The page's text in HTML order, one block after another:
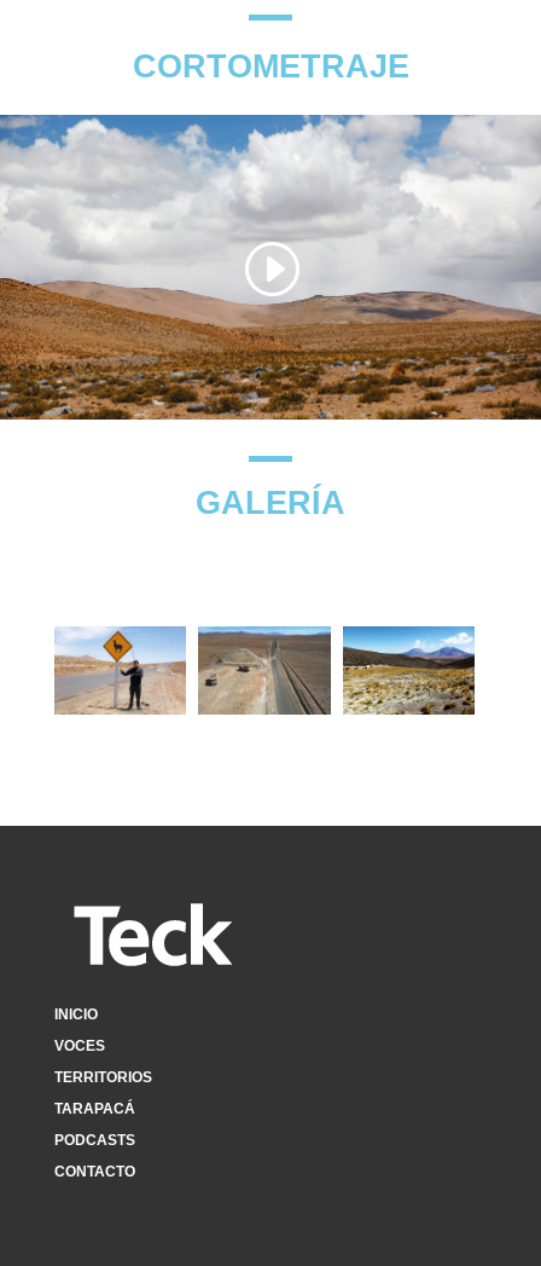
CORTOMETRAJE
GALERÍA
INICIO
VOCES
TERRITORIOS
TARAPACÁ
PODCASTS
CONTACTO